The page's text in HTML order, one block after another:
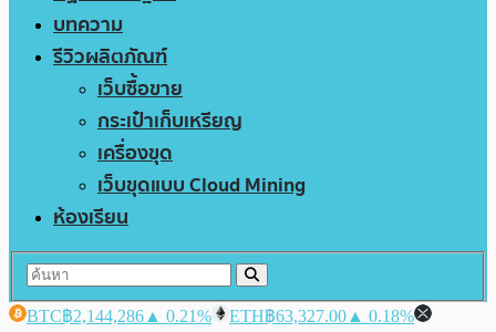
บทความ
รีวิวผลิตภัณฑ์
เว็บซื้อขาย
กระเป๋าเก็บเหรียญ
เครื่องขุด
เว็บขุดแบบ Cloud Mining
ห้องเรียน
BTC฿2,144,286 ▲ 0.21% ETH฿63,327.00 ▲ 0.18%